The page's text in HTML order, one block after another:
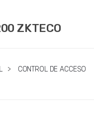
ZKTECO
>
CONTROL DE ACCESO